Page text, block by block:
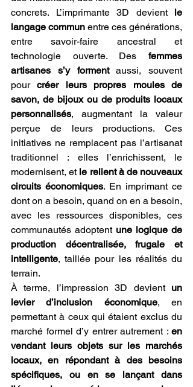
concrets. L’imprimante 3D devient le
langage commun entre ces générations,
entre savoir-faire ancestral et
technologie ouverte. Des femmes
artisanes s’y forment aussi, souvent
pour créer leurs propres moules de
savon, de bijoux ou de produits locaux
personnalisés, augmentant la valeur
perçue de leurs productions. Ces
initiatives ne remplacent pas l’artisanat
traditionnel : elles l’enrichissent, le
modernisent, et le relient à de nouveaux
circuits économiques. En imprimant ce
dont on a besoin, quand on en a besoin,
avec les ressources disponibles, ces
communautés adoptent une logique de
production décentralisée, frugale et
intelligente, taillée pour les réalités du
terrain.
À terme, l’impression 3D devient un
levier d’inclusion économique, en
permettant à ceux qui étaient exclus du
marché formel d’y entrer autrement : en
vendant leurs objets sur les marchés
locaux, en répondant à des besoins
spécifiques, ou en se lançant dans